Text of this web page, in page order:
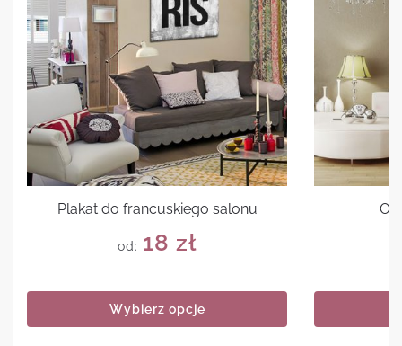
Plakat do francuskiego salonu
od: 18 zł
Wybierz opcje